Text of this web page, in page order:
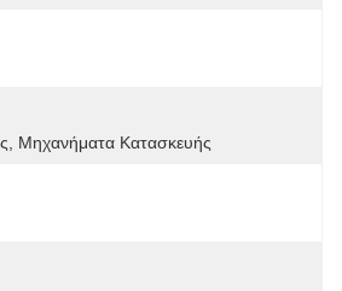
Μηχανήματα Κατασκευής